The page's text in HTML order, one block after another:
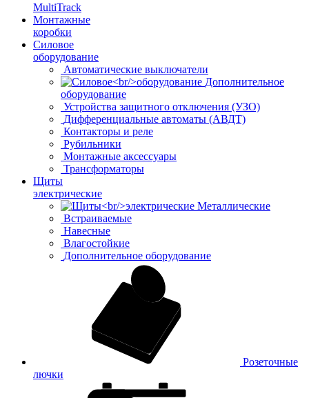
MultiTrack
Монтажные
коробки
Силовое
оборудование
Автоматические выключатели
Дополнительное
оборудование
Устройства защитного отключения (УЗО)
Дифференциальные автоматы (АВДТ)
Контакторы и реле
Рубильники
Монтажные аксессуары
Трансформаторы
Щиты
электрические
Металлические
Встраиваемые
Навесные
Влагостойкие
Дополнительное оборудование
Розеточные
лючки